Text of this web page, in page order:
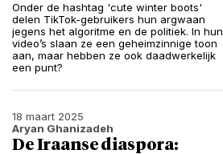
Onder de hashtag 'cute winter boots'
delen TikTok-gebruikers hun argwaan
jegens het algoritme en de politiek. In hun
video’s slaan ze een geheimzinnige toon
aan, maar hebben ze ook daadwerkelijk
een punt?
18 maart 2025
Aryan Ghanizadeh
De Iraanse diaspora: